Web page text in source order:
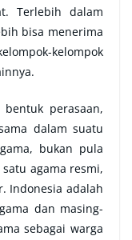
Terlebih dalam
bisa menerima
kelompok
perasaan,
dalam suatu
bukan pula
agama resmi,
Indonesia adalah
dan masing-
sebagai warga